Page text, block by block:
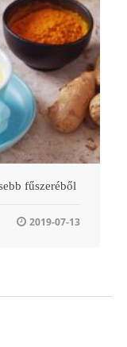
fűszeréből
2019-07-13